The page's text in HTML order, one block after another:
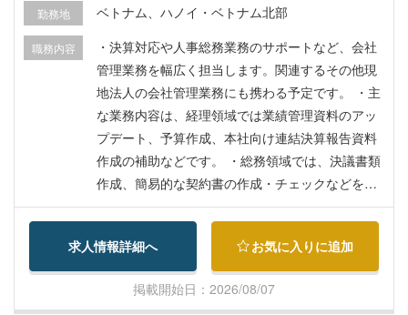
福利厚生■ 年1回14日間の特別休暇、医療保険、年
1回健康診断、着任時航空券手配、勤務開始後1年
経過後から年1回の帰国往復航空券手配、労働許
可・ビザ取得、通勤費支給、社有車またはタクシ
ー代精算、携帯SIM貸与、PC貸与、個人所得税会
社負担、賞与1カ月分。
勤務地 ベトナム、ハノイ・ベトナム北部
職務内容
・決算対応や人事総務業務のサポートなど、会社
管理業務を幅広く担当します。関連するその他現
地法人の会社管理業務にも携わる予定です。 ・主
な業務内容は、経理領域では業績管理資料のアッ
プデート、予算作成、本社向け連結決算報告資料
作成の補助などです。 ・総務領域では、決議書類
作成、簡易的な契約書の作成・チェックなどを担
当します。 ・人事領域では、ベトナム人スタッフ
の雇用契約管理、日本人出向者の赴任・帰任時の
サポートなどを行います。
求人情報詳細へ お気に入りに追加
掲載開始日：2026/08/07